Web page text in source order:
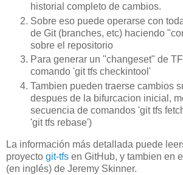
historial completo de cambios.
Sobre eso puede operarse con
de Git (branches, etc) haciendo
sobre el repositorio
Para generar un "changeset" de
comando 'git tfs checkintool'
Tambien pueden traerse cambios
despues de la bifurcacion inicial,
secuencia de comandos 'git tfs
'git tfs rebase')
La información más detallada puede
proyecto git-tfs en GitHub, y tambien en
(en inglés) de Jeremy Skinner.